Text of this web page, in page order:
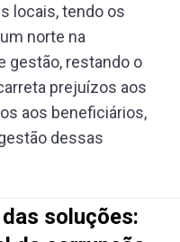
locais, tendo os
norte na
gestão, restando o
prejuízos aos
aos beneficiários,
dessas
soluções: